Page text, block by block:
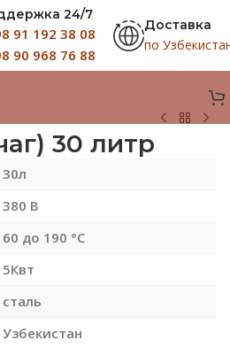
24/7
91 192 38 08
90 968 76 88
Доставка
по
30 литр
30л
380 В
60 до 190 °С
5Квт
сталь
Узбекистан